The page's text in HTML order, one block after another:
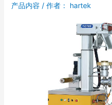
产品内容 / 作者： hartek